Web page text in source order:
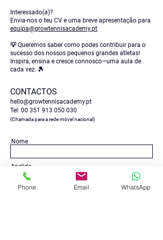
Interessado(a)?
Envia-nos o teu CV e uma breve apresentação para
equipa@growtennisacademy.pt
💡 Queremos saber como podes contribuir para o
sucesso dos nossos pequenos grandes atletas!
Inspira, ensina e cresce connosco—uma aula de
cada vez. 🎾
CONTACTOS
hello@growtennisacademy.pt
Tel: 00 351 913 050 030
(Chamada para a rede móvel nacional)
Nome
Apelido
Email
Phone Email WhatsApp